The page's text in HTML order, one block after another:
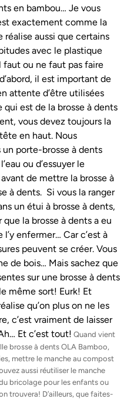
en bambou… Je vous
exactement comme la
réalise aussi que certains
avec le plastique
faut ou ne faut pas faire
il est important de
attente d’être utilisées
qui est de la brosse à dents
vous devez toujours la
en haut. Nous
un porte-brosse à dents
ou d’essuyer le
de mettre la brosse à
à dents. Si vous la ranger
un étui à brosse à dents,
la brosse à dents a eu
enfermer… Car c’est à
peuvent se créer. Vous
de bois… Mais sachez que
sur une brosse à dents
même sort! Eurk! Et
qu’on plus on ne les
c’est vraiment de laisser
Et c’est tout! Quand vient
brosse à dents OLA Bamboo,
mettre le manche au compost
aussi réutiliser le manche
bricolage pour les enfants ou
trouvera! D’ailleurs, que faites-